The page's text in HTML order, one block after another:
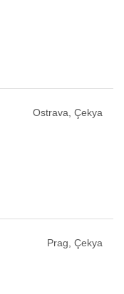
Ostrava, Çekya
Prag, Çekya